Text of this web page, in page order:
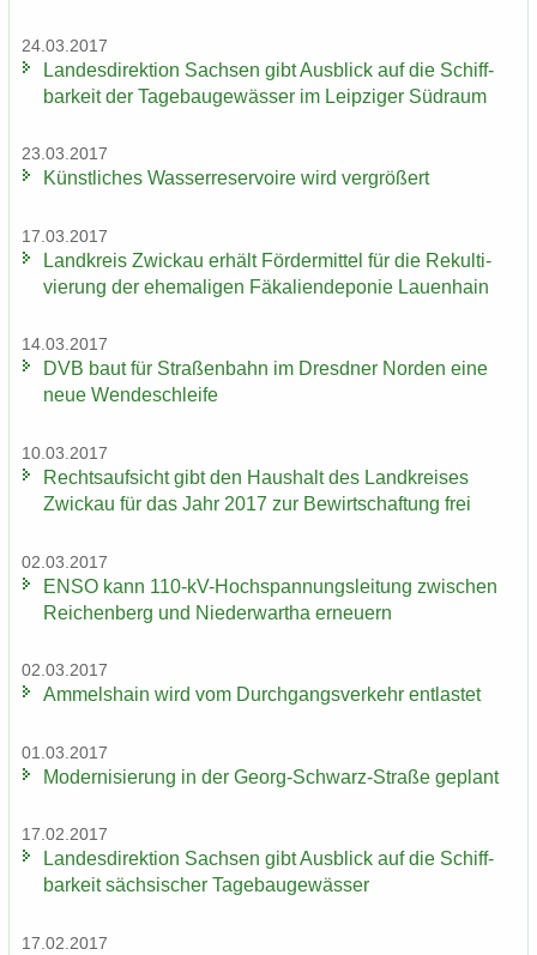
24.03.2017
Lan­des­di­rek­ti­on Sach­sen gibt Aus­blick auf die Schiff­
bar­keit der Ta­ge­bau­ge­wäs­ser im Leip­zi­ger Süd­raum
23.03.2017
Künst­li­ches Was­ser­re­ser­voi­re wird ver­grö­ßert
17.03.2017
Land­kreis Zwi­ckau er­hält För­der­mit­tel für die Re­kul­ti­
vie­rung der ehe­ma­li­gen Fä­ka­li­en­de­po­nie Lau­en­hain
14.03.2017
DVB baut für Stra­ßen­bahn im Dresd­ner Nor­den eine
neue Wen­de­schlei­fe
10.03.2017
Rechts­auf­sicht gibt den Haus­halt des Land­krei­ses
Zwi­ckau für das Jahr 2017 zur Be­wirt­schaf­tung frei
02.03.2017
ENSO kann 110-​kV-Hochspannungsleitung zwi­schen
Rei­chen­berg und Nie­der­wartha er­neu­ern
02.03.2017
Am­mels­hain wird vom Durch­gangs­ver­kehr ent­las­tet
01.03.2017
Mo­der­ni­sie­rung in der Georg-​Schwarz-Straße ge­plant
17.02.2017
Lan­des­di­rek­ti­on Sach­sen gibt Aus­blick auf die Schiff­
bar­keit säch­si­scher Ta­ge­bau­ge­wäs­ser
17.02.2017